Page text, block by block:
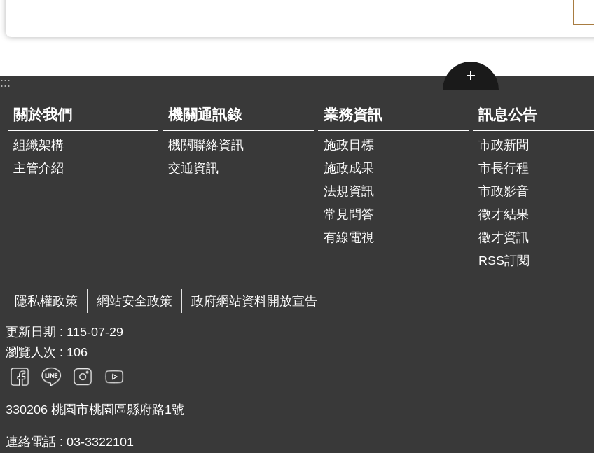
:::
關於我們
組織架構
主管介紹
機關通訊錄
機關聯絡資訊
交通資訊
業務資訊
施政目標
施政成果
法規資訊
常見問答
有線電視
訊息公告
市政新聞
市長行程
市政影音
徵才結果
徵才資訊
RSS訂閱
隱私權政策 網站安全政策 政府網站資料開放宣告
更新日期
115-07-29
瀏覽人次
106
330206 桃園市桃園區縣府路1號
連絡電話 : 03-3322101